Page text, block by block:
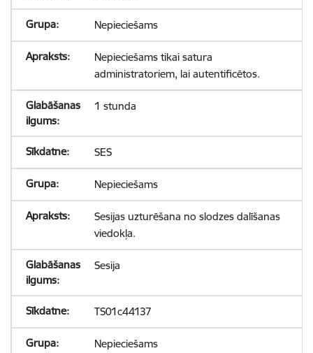
Nepieciešams
Nepieciešams tikai satura
administratoriem, lai autentificētos.
1 stunda
SES
Nepieciešams
Sesijas uzturēšana no slodzes dalīšanas
viedokļa.
Sesija
TS01c44137
Nepieciešams